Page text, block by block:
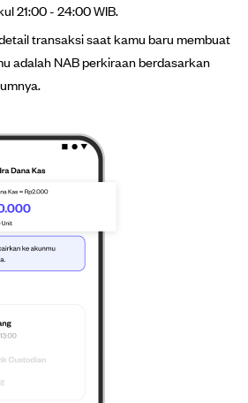
21:00 - 24:00 WIB.
transaksi saat kamu baru membuat
adalah NAB perkiraan berdasarkan